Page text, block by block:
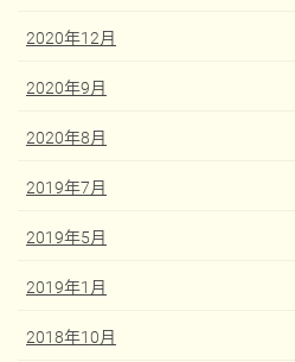
2020年12月
2020年9月
2020年8月
2019年7月
2019年5月
2019年1月
2018年10月